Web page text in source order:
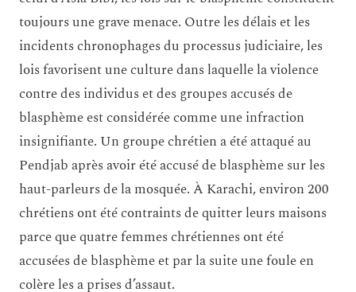
toujours une grave menace. Outre les délais et les
incidents chronophages du processus judiciaire, les
lois favorisent une culture dans laquelle la violence
contre des individus et des groupes accusés de
blasphème est considérée comme une infraction
insignifiante. Un groupe chrétien a été attaqué au
Pendjab après avoir été accusé de blasphème sur les
haut-parleurs de la mosquée. À Karachi, environ 200
chrétiens ont été contraints de quitter leurs maisons
parce que quatre femmes chrétiennes ont été
accusées de blasphème et par la suite une foule en
colère les a prises d’assaut.